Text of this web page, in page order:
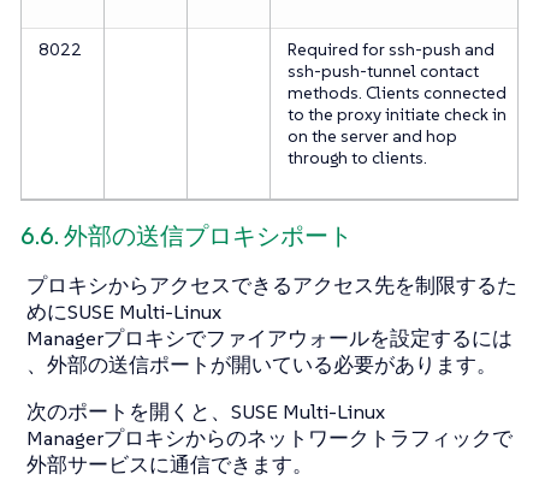
8022
Required for ssh-push and
ssh-push-tunnel contact
methods. Clients connected
to the proxy initiate check in
on the server and hop
through to clients.
6.6. 外部の送信プロキシポート
プロキシからアクセスできるアクセス先を制限するた
めにSUSE Multi-Linux
Managerプロキシでファイアウォールを設定するには
、外部の送信ポートが開いている必要があります。
次のポートを開くと、SUSE Multi-Linux
Managerプロキシからのネットワークトラフィックで
外部サービスに通信できます。